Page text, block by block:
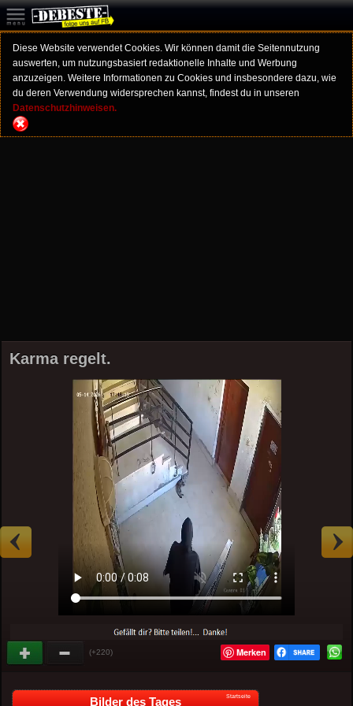
Diese Website verwendet Cookies. Wir können damit die Seitennutzung
auswerten, um nutzungsbasiert redaktionelle Inhalte und Werbung
anzuzeigen. Weitere Informationen zu Cookies und insbesondere dazu, wie
du deren Verwendung widersprechen kannst, findest du in unseren
Datenschutzhinweisen.
Karma regelt.
(+220) Merken
Bilder des Tages Startseite